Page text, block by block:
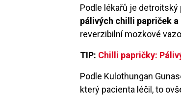
Podle lékařů je detroitský
pálivých chilli papriček
reverzibilní mozkové
TIP: Chilli papričky:
Podle Kulothungan
který pacienta léčil, to